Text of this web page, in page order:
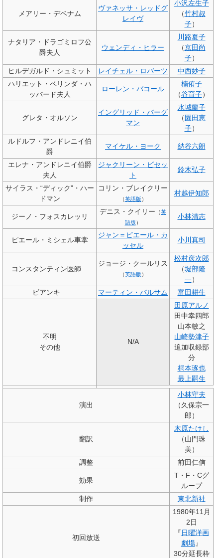
メアリー・デベナム
ヴァネッサ・レッドグ
レイヴ
小沢左生子
（竹村叔
子）
ナタリア・ドラゴミロフ公
爵夫人
ウェンディ・ヒラー
川路夏子
（京田尚
子）
ヒルデガルド・シュミット
レイチェル・ロバーツ
中西妙子
ハリエット・ベリンダ・ハ
ッバード夫人
ローレン・バコール
楠侑子
（谷育子）
グレタ・オルソン
イングリッド・バーグ
マン
水城蘭子
（園田恵
子）
ルドルフ・アンドレニイ伯
爵
マイケル・ヨーク 納谷六朗
エレナ・アンドレニイ伯爵
夫人
ジャクリーン・ビセッ
ト
鈴木弘子
サイラス・“ディック”・ハー
ドマン
コリン・ブレイクリー
（英語版 ）
村越伊知郎
ジーノ・フォスカレッリ
デニス・クイリー （英
語版 ）
小林清志
ピエール・ミシェル車掌
ジャン＝ピエール・カ
ッセル
小川真司
コンスタンティン医師
ジョージ・クールリス
（英語版 ）
松村彦次郎
（堀部隆
一）
ビアンキ
マーティン・バルサム 富田耕生
不明
その他
N/A
田原アルノ
田中幸四郎
山本敏之
山崎勢津子
追加収録部
分
桐本琢也
最上嗣生
演出
小林守夫
（久保宗一
郎）
翻訳
木原たけし
（山門珠
美）
調整
前田仁信
効果
T・F・Cグ
ループ
制作
東北新社
初回放送
1980年11月
2日
『日曜洋画
劇場』
30分延長枠